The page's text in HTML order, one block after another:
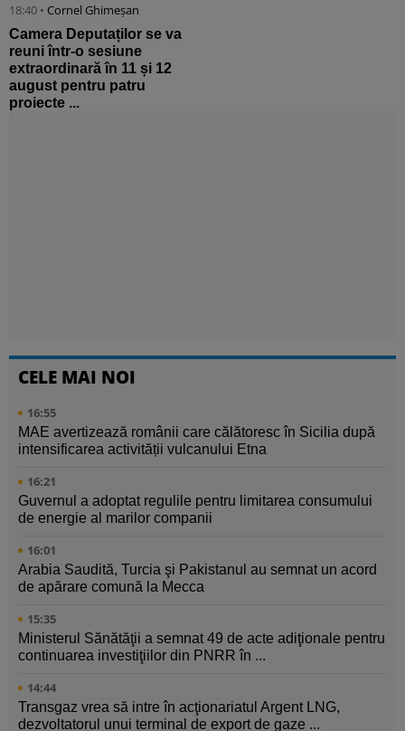
18:40 • Cornel Ghimeșan
Camera Deputaților se va
reuni într-o sesiune
extraordinară în 11 și 12
august pentru patru
proiecte ...
CELE MAI NOI
16:55
MAE avertizează românii care călătoresc în Sicilia după
intensificarea activității vulcanului Etna
16:21
Guvernul a adoptat regulile pentru limitarea consumului
de energie al marilor companii
16:01
Arabia Saudită, Turcia şi Pakistanul au semnat un acord
de apărare comună la Mecca
15:35
Ministerul Sănătăţii a semnat 49 de acte adiţionale pentru
continuarea investiţiilor din PNRR în ...
14:44
Transgaz vrea să intre în acţionariatul Argent LNG,
dezvoltatorul unui terminal de export de gaze ...